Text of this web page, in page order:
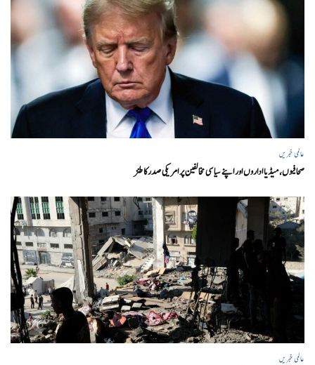
عالمی خبریں
صحافیوں، میڈیا اداروں اور اپنے سیاسی مخالفین پر امریکی صدرکا طنز
عالمی خبریں